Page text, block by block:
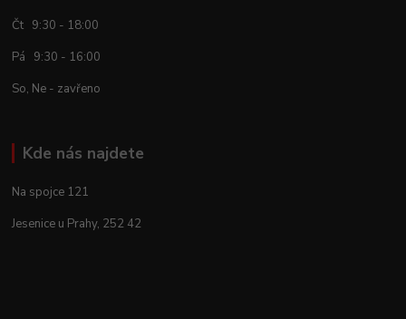
Čt 9:30 - 18:00
Pá 9:30 - 16:00
So, Ne - zavřeno
Kde nás najdete
Na spojce 121
Jesenice u Prahy, 252 42